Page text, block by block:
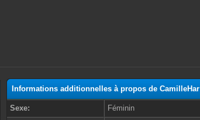
Informations additionnelles à propos de CamilleHar
Sexe:
Féminin